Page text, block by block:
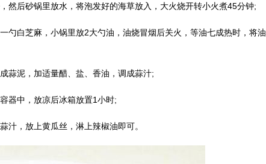
然后砂锅里放水，将泡发好的海草放入，大火烧开转小火煮45分钟;
勺白芝麻，小锅里放2大勺油，油烧冒烟后关火，等油七成热时，将油
蒜泥，加适量醋、盐、香油，调成蒜汁;
器中，放凉后冰箱放置1小时;
汁，放上黄瓜丝，淋上辣椒油即可。